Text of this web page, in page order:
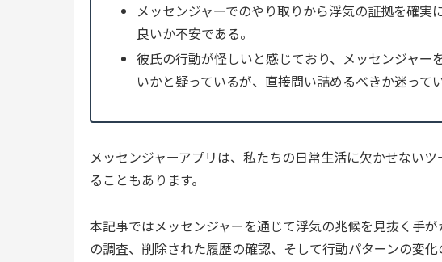
メッセンジャーでのやり取りから浮気の証拠を確
良いか不安である。
彼氏の行動が怪しいと感じており、メッセンジャ
いかと疑っているが、直接問い詰めるべきか迷ってい
メッセンジャーアプリは、私たちの日常生活に欠かせない
ることもあります。
本記事ではメッセンジャーを通じて浮気の兆候を見抜く手
の調査、削除された履歴の確認、そして行動パターンの変